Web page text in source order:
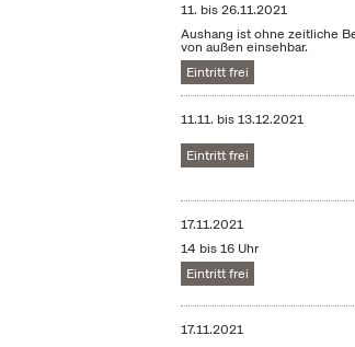
11. bis26.11.2021
Aushang ist ohne zeitliche
von außen einsehbar.
Eintritt frei
11.11. bis13.12.2021
Eintritt frei
17.11.2021
14 bis 16 Uhr
Eintritt frei
17.11.2021